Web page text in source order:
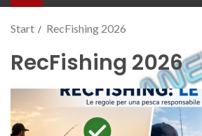
Start RecFishing 2026
RecFishing 2026